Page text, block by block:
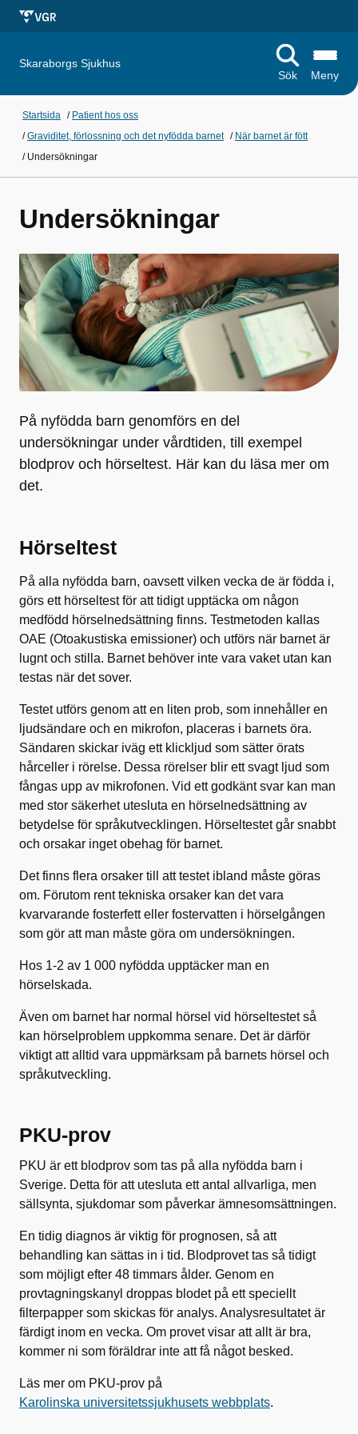
Skaraborgs Sjukhus
Sök
Meny
Startsida / Patient hos oss
/Graviditet, förlossning och det nyfödda barnet / När barnet är fött
/ Undersökningar
Undersökningar
På nyfödda barn genomförs en del
undersökningar under vårdtiden, till exempel
blodprov och hörseltest. Här kan du läsa mer om
det.
Hörseltest
På alla nyfödda barn, oavsett vilken vecka de är födda i,
görs ett hörseltest för att tidigt upptäcka om någon
medfödd hörselnedsättning finns. Testmetoden kallas
OAE (Otoakustiska emissioner) och utförs när barnet är
lugnt och stilla. Barnet behöver inte vara vaket utan kan
testas när det sover.
Testet utförs genom att en liten prob, som innehåller en
ljudsändare och en mikrofon, placeras i barnets öra.
Sändaren skickar iväg ett klickljud som sätter örats
hårceller i rörelse. Dessa rörelser blir ett svagt ljud som
fångas upp av mikrofonen. Vid ett godkänt svar kan man
med stor säkerhet utesluta en hörselnedsättning av
betydelse för språkutvecklingen. Hörseltestet går snabbt
och orsakar inget obehag för barnet.
Det finns flera orsaker till att testet ibland måste göras
om. Förutom rent tekniska orsaker kan det vara
kvarvarande fosterfett eller fostervatten i hörselgången
som gör att man måste göra om undersökningen.
Hos 1-2 av 1 000 nyfödda upptäcker man en
hörselskada.
Även om barnet har normal hörsel vid hörseltestet så
kan hörselproblem uppkomma senare. Det är därför
viktigt att alltid vara uppmärksam på barnets hörsel och
språkutveckling.
PKU-prov
PKU är ett blodprov som tas på alla nyfödda barn i
Sverige. Detta för att utesluta ett antal allvarliga, men
sällsynta, sjukdomar som påverkar ämnesomsättningen.
En tidig diagnos är viktig för prognosen, så att
behandling kan sättas in i tid. Blodprovet tas så tidigt
som möjligt efter 48 timmars ålder. Genom en
provtagningskanyl droppas blodet på ett speciellt
filterpapper som skickas för analys. Analysresultatet är
färdigt inom en vecka. Om provet visar att allt är bra,
kommer ni som föräldrar inte att få något besked.
Läs mer om PKU-prov på
Karolinska universitetssjukhusets webbplats.